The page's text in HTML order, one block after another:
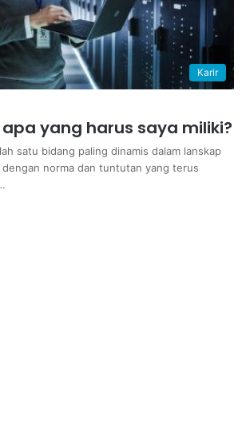
Karir
apa yang harus saya miliki?
satu bidang paling dinamis dalam lanskap
norma dan tuntutan yang terus